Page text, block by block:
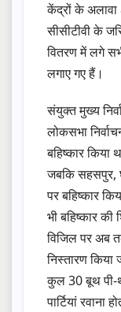
केंद्रों के अलावा
सीसीटीवी के
वितरण में लगे
लगाए गए हैं।
संयुक्त मुख्य
लोकसभा
बहिष्कार किया
जबकि सहसपुर,
पर बहिष्कार
भी बहिष्कार
विजिल पर अब
निस्तारण
कुल 30 बूथ पी-
पार्टियां रवाना